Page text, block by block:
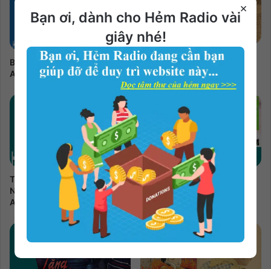
Bé Đỏ | Cú Heo & Bỉ Ngạn Hoa
Audio | Bản Full 3 phần
Cư Kỉnh | Hồ Biểu Chánh
Audio | Bản Full
Tôi, Charley Và Hành Trình
Nước Mỹ | John Steinbeck
Audio | Bản Full 16 phần
Trâm 2 | Kẻ Yểu Mệnh | Châu
Văn Văn Audio | Bản Full 3
phần
×
Bạn ơi, dành cho Hẻm Radio vài
giây nhé!